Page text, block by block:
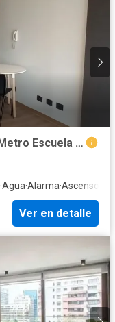
ARRIENDO Departamentos 1D1B, Metro Escuela Militar
·Agua·Alarma·Ascensor
Ver en detalle